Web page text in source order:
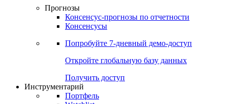
Виджет:
Портфели индексов Cbonds
Прогнозы
Консенсус-прогнозы по отчетности
Консенсусы
Попробуйте7-дневный
Откройте глобальную базу данных